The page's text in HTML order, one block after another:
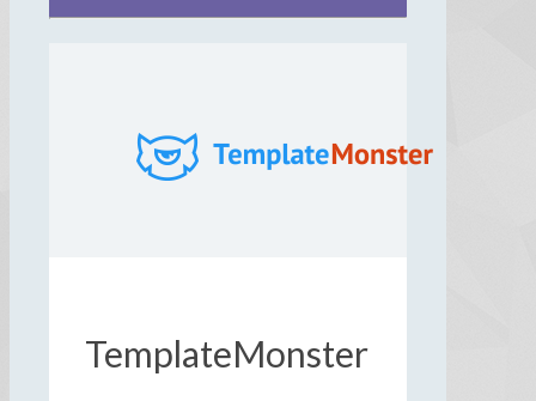
TemplateMonster